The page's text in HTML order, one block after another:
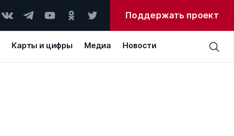
Поддержать проект
Карты и цифры Медиа Новости